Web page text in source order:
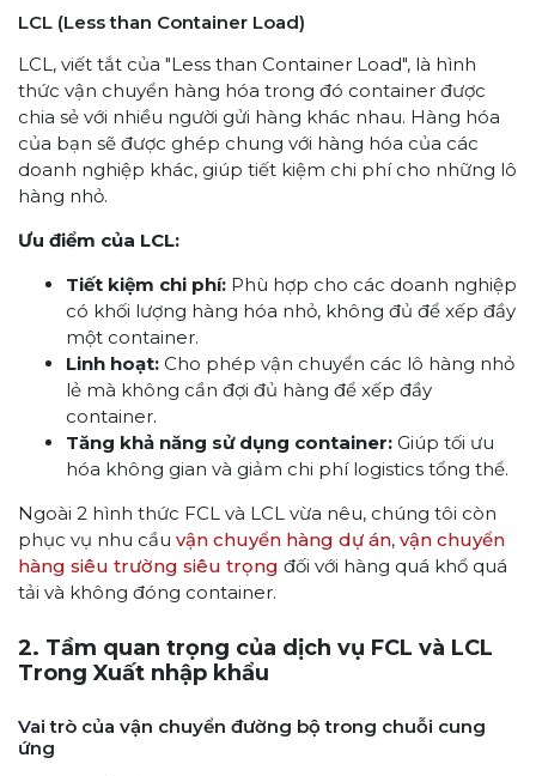
LCL (Less than Container Load)
LCL, viết tắt của "Less than Container Load", là hình
thức vận chuyển hàng hóa trong đó container được
chia sẻ với nhiều người gửi hàng khác nhau. Hàng hóa
của bạn sẽ được ghép chung với hàng hóa của các
doanh nghiệp khác, giúp tiết kiệm chi phí cho những lô
hàng nhỏ.
Ưu điểm của LCL:
Tiết kiệm chi phí: Phù hợp cho các doanh nghiệp
có khối lượng hàng hóa nhỏ, không đủ để xếp đầy
một container.
Linh hoạt: Cho phép vận chuyển các lô hàng nhỏ
lẻ mà không cần đợi đủ hàng để xếp đầy
container.
Tăng khả năng sử dụng container: Giúp tối ưu
hóa không gian và giảm chi phí logistics tổng thể.
Ngoài 2 hình thức FCL và LCL vừa nêu, chúng tôi còn
phục vụ nhu cầu vận chuyển hàng dự án, vận chuyển
hàng siêu trường siêu trọng đối với hàng quá khổ quá
tải và không đóng container.
2. Tầm quan trọng của dịch vụ FCL và LCL
Trong Xuất nhập khẩu
Vai trò của vận chuyển đường bộ trong chuỗi cung
ứng